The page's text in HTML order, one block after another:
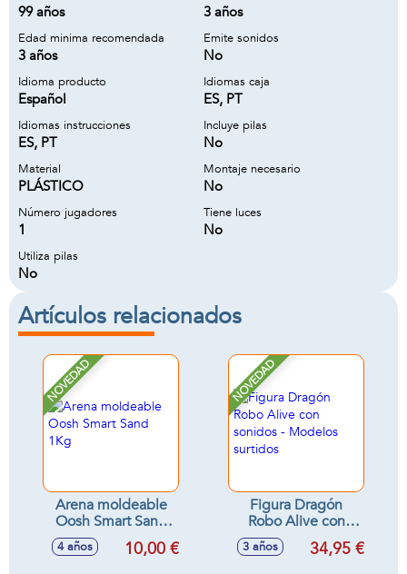
99 años 3 años
Edad minima recomendada
3 años
Emite sonidos
No
Idioma producto
Español
Idiomas caja
ES, PT
Idiomas instrucciones
ES, PT
Incluye pilas
No
Material
PLÁSTICO
Montaje necesario
No
Número jugadores
1
Tiene luces
No
Utiliza pilas
No
Artículos relacionados
NOVEDAD
Arena moldeable
Oosh Smart Sand
1Kg
4 años 10,00 €
NOVEDAD
Figura Dragón
Robo Alive con
sonidos - Modelos
surtidos
3 años 34,95 €